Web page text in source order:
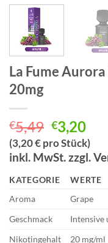
La Fume
20mg
€5,49
Preis
war:
€3,20
ist:
(3,20 € pro Stück)
inkl. MwSt. zzgl.
KATEGORIE
WERTE
Aroma
Grape
Geschmack
Intensive
Nikotingehalt
20 mg/ml